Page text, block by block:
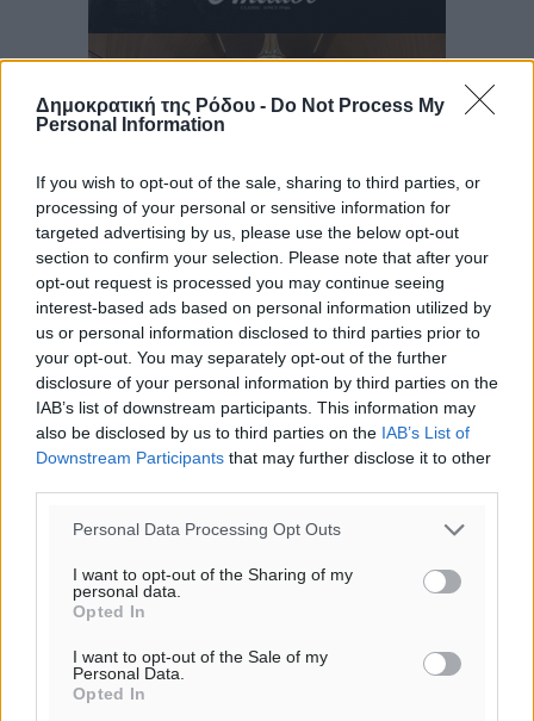
Δημοκρατική της Ρόδου - Do Not Process My
Personal Information
If you wish to opt-out of the sale, sharing to third parties, or
processing of your personal or sensitive information for
targeted advertising by us, please use the below opt-out
section to confirm your selection. Please note that after your
opt-out request is processed you may continue seeing
interest-based ads based on personal information utilized by
us or personal information disclosed to third parties prior to
your opt-out. You may separately opt-out of the further
disclosure of your personal information by third parties on the
IAB’s list of downstream participants. This information may
also be disclosed by us to third parties on the IAB’s List of
Downstream Participants that may further disclose it to other
Personal Data Processing Opt Outs
I want to opt-out of the Sharing of my
personal data.
Opted In
I want to opt-out of the Sale of my
Personal Data.
Opted In
Ροή ειδήσεων
Συνελήφθησαν δύο αλλοδαπές για λαθρεμπόριο
καπνικών προϊόντων στη Ρόδο – Κατασχέθηκαν
Γ. Χατζημάρκος: 3,58 εκατ. ευρώ για την ανάπλαση
του παραλιακού μετώπου της Πόθιας στην Κάλυμνο
Χωρίς τις αισθήσεις του ανασύρθηκε από τη θάλασσα